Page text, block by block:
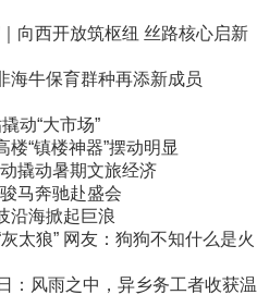
向西开放筑枢纽 丝路核心启新
海牛保育群种再添新成员
动“大市场”
楼“镇楼神器”摆动明显
撬动暑期文旅经济
马奔驰赴盛会
沿海掀起巨浪
太狼” 网友：狗狗不知什么是火
：风雨之中，异乡务工者收获温